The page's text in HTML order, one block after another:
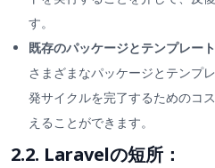
す。
既存のパッケージとテンプレート
さまざまなパッケージとテンプ
発サイクルを完了するためのコ
えることができます。
2.2. Laravelの短所：